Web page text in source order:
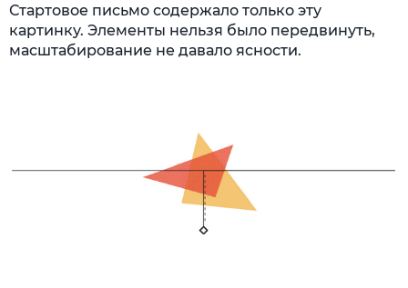
Стартовое письмо содержало только эту
картинку. Элементы нельзя было передвинуть,
масштабирование не давало ясности.